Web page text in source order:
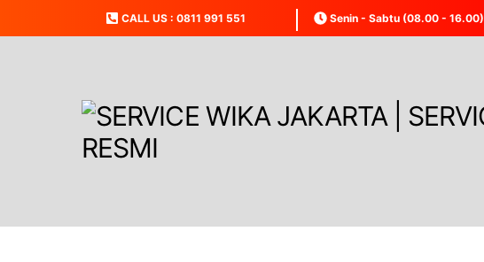
to
CALL US : 0811 991 551 Senin - Sabtu (08.00 - 16.00)